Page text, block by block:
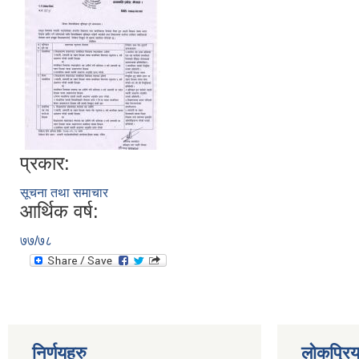
प्रकार:
सूचना तथा समाचार
आर्थिक वर्ष:
७७/७८
निर्णयहरु लोकप्रिय